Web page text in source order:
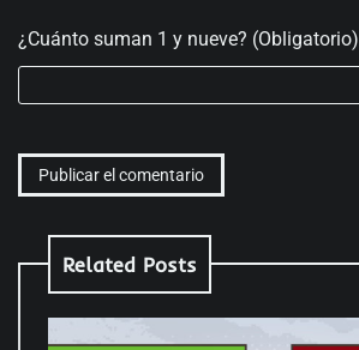
¿Cuánto suman 1 y nueve? (Obligatorio)
Related Posts